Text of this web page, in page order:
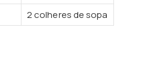
2 colheres de sopa